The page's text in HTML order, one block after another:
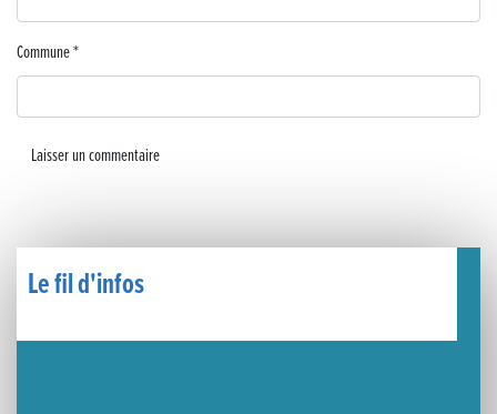
BOCA no BECO pour le lancement du Couleurs Jazz Festival !
Concours Hippique de Saut d’Obstacles
Le Carnavélo 2025 a illuminé Lons-le-Saunier !
Le fil d'infos
Commune*